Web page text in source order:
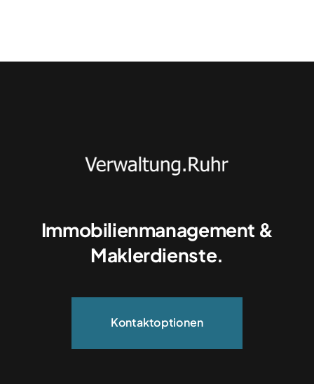
Immobilienmanagement &
Maklerdienste.
Kontaktoptionen